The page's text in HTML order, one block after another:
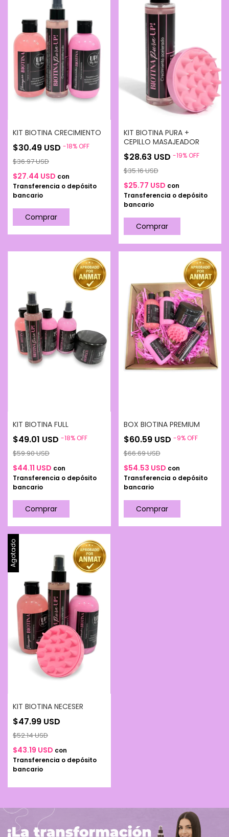
acondicionador y usar de forma habitual.
KIT BIOTINA CRECIMIENTO
$30.49 USD -18%OFF
$36.97 USD
$27.44 USD con
Transferencia o depósito
bancario
KIT BIOTINA PURA +
CEPILLO MASAJEADOR
$28.63 USD -19%OFF
$35.16 USD
$25.77 USD con
Transferencia o depósito
bancario
KIT BIOTINA FULL
$49.01 USD -18%OFF
$59.90 USD
$44.11 USD con
Transferencia o depósito
bancario
BOX BIOTINA PREMIUM
$60.59 USD -9%OFF
$66.69 USD
$54.53 USD con
Transferencia o depósito
bancario
Agotado
KIT BIOTINA NECESER
$47.99 USD
$52.14 USD
$43.19 USD con
Transferencia o depósito
bancario